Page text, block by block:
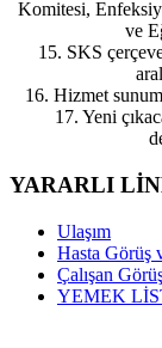
Komitesi,
ve
15. SKS
16. Hizmet
17. Yeni
YARARLI
Ulaşım
Hasta Görüş
Çalışan
YEMEK